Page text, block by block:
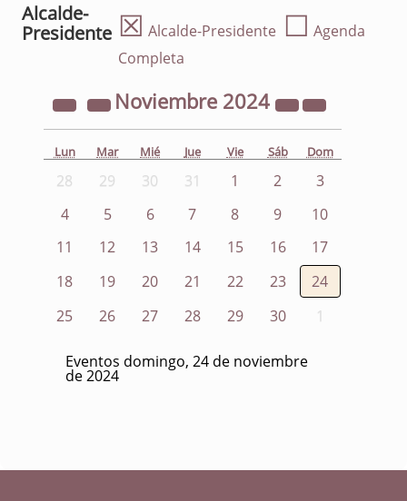
Alcalde-
Presidente ☒ Alcalde-Presidente ☐ Agenda
Completa
Noviembre 2024
Lun Mar Mié Jue Vie Sáb Dom
28 29 30 31 1 2
3
4
5 6 7 8 9
10
11
12 13 14 15 16
17
18
19 20 21 22 23
24
25
26 27 28 29 30 1
Eventos domingo, 24 de noviembre
de 2024